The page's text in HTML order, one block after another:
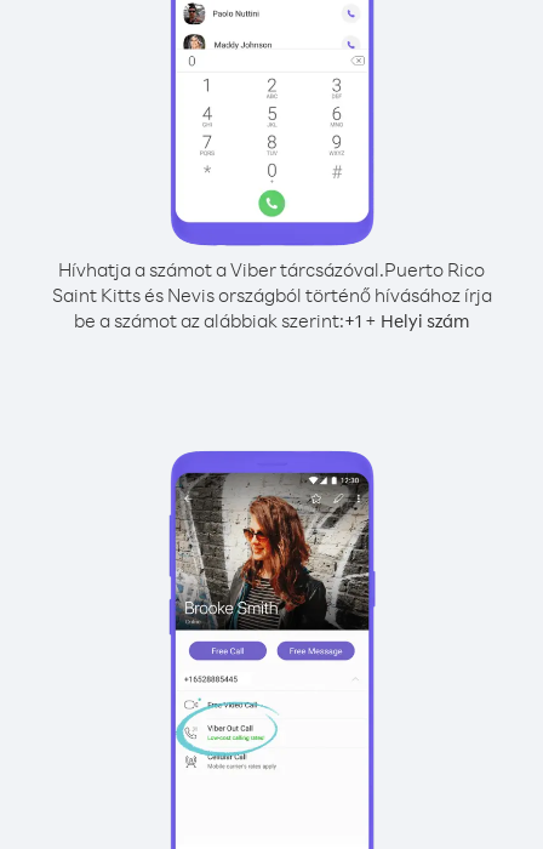
Hívhatja a számot a Viber tárcsázóval.Puerto Rico
Saint Kitts és Nevis országból történő hívásához írja
be a számot az alábbiak szerint:+1 + Helyi szám